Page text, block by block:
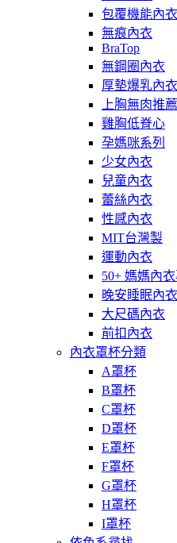
包覆機能內衣
無痕內衣
BraTop
無鋼圈內衣
厚墊爆乳內衣
上胸無肉推薦
雞胸低脊心
孕媽咪系列
少女內衣
兒童內衣
蕾絲內衣
性感內衣
MIT台灣製
運動內衣
50+ 媽媽內
晚安睡眠內衣
大尺碼內衣
前扣內衣
內衣罩杯分類
A罩杯
B罩杯
C罩杯
D罩杯
E罩杯
F罩杯
G罩杯
H罩杯
I罩杯